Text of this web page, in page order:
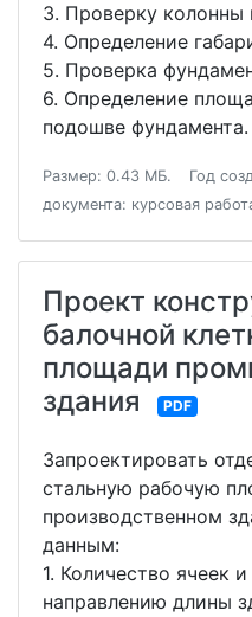
3. Проверку колонны
4. Определение
5. Проверка
6. Определение
подошве фундамента.
Размер: 0.43 МБ. Год
документа: курсовая
Проект
балочной
площади
здания
PDF
Запроектировать
стальную рабочую
производственном
данным:
1. Количество ячеек
направлению длины